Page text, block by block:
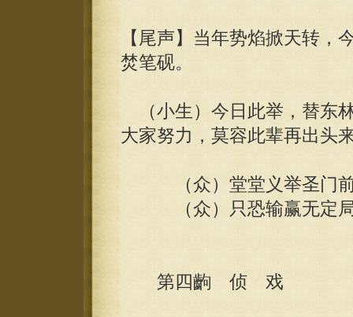
【尾声】当年势焰掀天转，
焚笔砚。
（小生）今日此举，替东
大家努力，莫容此辈再出头
（众）堂堂义举圣门前
（众）只恐输赢无定局
第四齣 侦 戏